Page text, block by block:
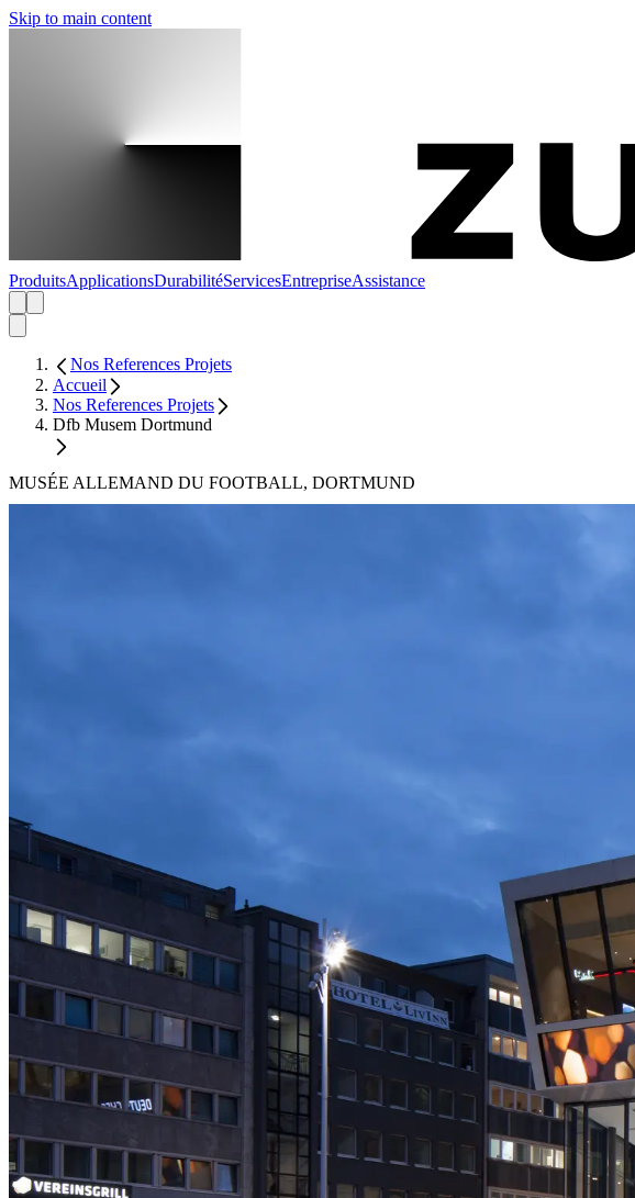
Skip to main content
ProduitsApplicationsDurabilitéServicesEntrepriseAssistance
Nos References Projets
Accueil
Nos References Projets
Dfb Musem Dortmund
MUSÉE ALLEMAND DU FOOTBALL, DORTMUND